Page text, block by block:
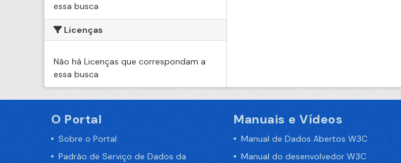
essa busca
Licenças
Não há Licenças que correspondam a
essa busca
O Portal
Sobre o Portal
Padrão de Serviço de Dados da
Manuais e Vídeos
Manual de Dados Abertos W3C
Manual do desenvolvedor W3C